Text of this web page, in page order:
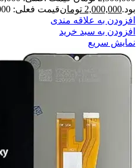
بود.2,000,000 تومانقیمت فعلی: 2,000,000 تومان.
افزودن به علاقه مندی
افزودن به سبد خرید
نمایش سریع